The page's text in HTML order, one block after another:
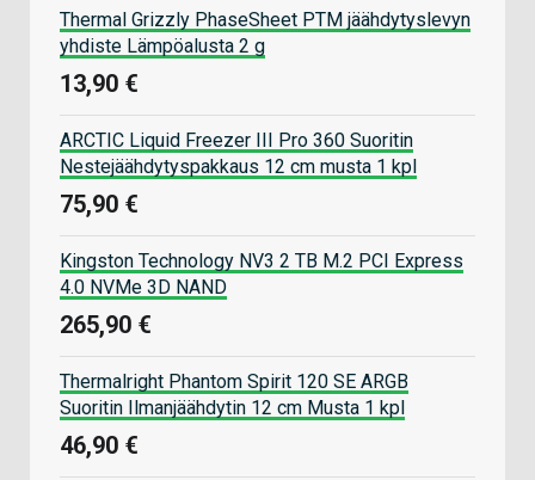
Thermal Grizzly PhaseSheet PTM jäähdytyslevyn
yhdiste Lämpöalusta 2 g
13,90 €
ARCTIC Liquid Freezer III Pro 360 Suoritin
Nestejäähdytyspakkaus 12 cm musta 1 kpl
75,90 €
Kingston Technology NV3 2 TB M.2 PCI Express
4.0 NVMe 3D NAND
265,90 €
Thermalright Phantom Spirit 120 SE ARGB
Suoritin Ilmanjäähdytin 12 cm Musta 1 kpl
46,90 €